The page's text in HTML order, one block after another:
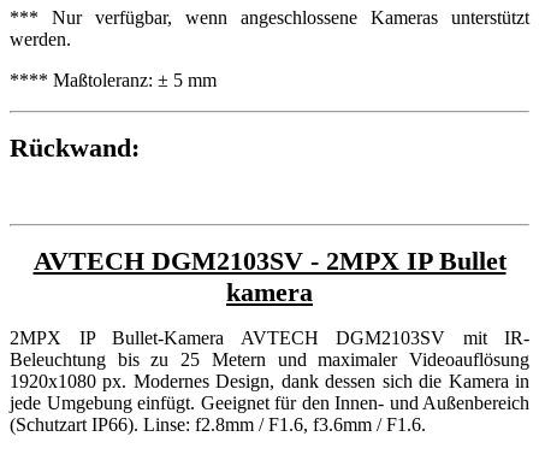
*** Nur verfügbar, wenn angeschlossene Kameras unterstützt
werden.
**** Maßtoleranz: ± 5 mm
Rückwand:
AVTECH DGM2103SV - 2MPX IP Bullet
kamera
2MPX IP Bullet-Kamera AVTECH DGM2103SV mit IR-
Beleuchtung bis zu 25 Metern und maximaler Videoauflösung
1920x1080 px. Modernes Design, dank dessen sich die Kamera in
jede Umgebung einfügt. Geeignet für den Innen- und Außenbereich
(Schutzart IP66). Linse: f2.8mm / F1.6, f3.6mm / F1.6.